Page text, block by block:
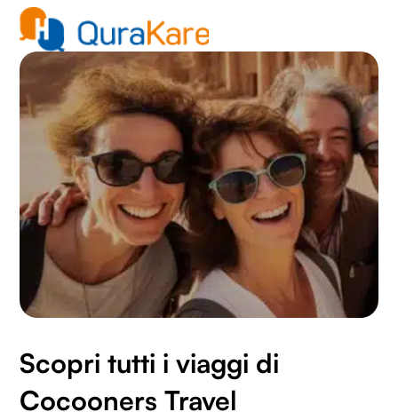
con altre informazioni che hai fornito loro o che hanno
raccolto dal tuo utilizzo dei loro servizi.
Scopri tutti i viaggi di
Cocooners Travel